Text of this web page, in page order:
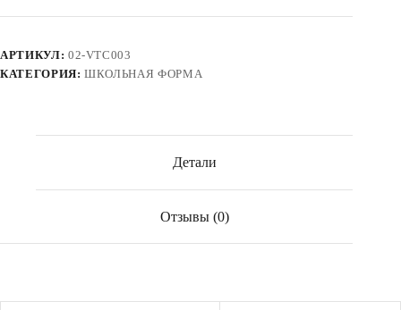
АРТИКУЛ: 02-VTC003
КАТЕГОРИЯ:ШКОЛЬНАЯ ФОРМА
Детали
Отзывы (0)